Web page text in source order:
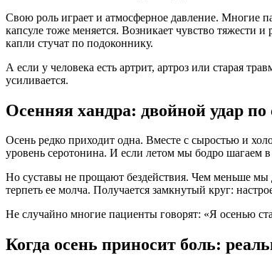
Свою роль играет и атмосферное давление. Многие
капсуле тоже меняется. Возникает чувство
капли стучат по подоконнику.
А если у человека есть артрит, артроз или старая
усиливается.
Осенняя хандра: двойной удар
Осень редко приходит одна. Вместе с сыростью и
уровень серотонина. И если летом мы бодро шагаем
Но суставы не прощают бездействия. Чем меньше мы
терпеть ее молча. Получается замкнутый круг:
Не случайно многие пациенты говорят: «Я осенью
Когда осень приносит боль: